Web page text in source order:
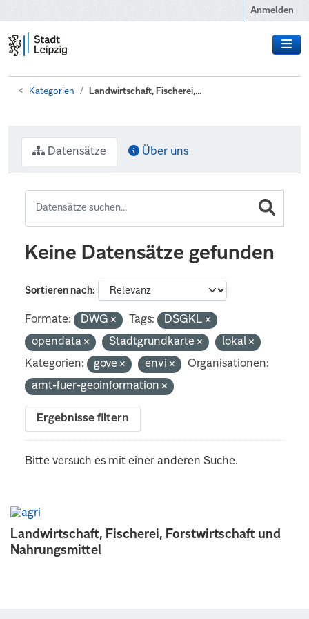
Anmelden
Kategorien Landwirtschaft, Fischerei,...
Landwirtschaft, Fischerei, Forstwirtschaft und
Nahrungsmittel
Datensätze Über uns
Keine Datensätze gefunden
Sortieren nach
Formate: DWG Tags:
DSGKL
opendata
Stadtgrundkarte
lokal
Kategorien:
gove envi
Organisationen:
amt-fuer-geoinformation
Ergebnisse filtern
Bitte versuch es mit einer anderen Suche.